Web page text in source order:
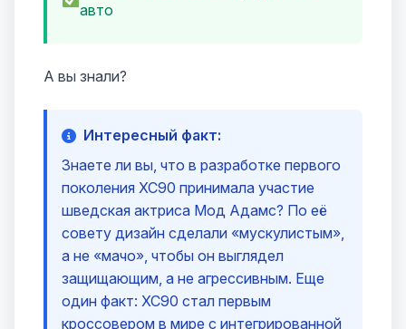
авто
А вы знали?
Интересный факт:
Знаете ли вы, что в разработке первого
поколения XC90 принимала участие
шведская актриса Мод Адамс? По её
совету дизайн сделали «мускулистым»,
а не «мачо», чтобы он выглядел
защищающим, а не агрессивным. Еще
один факт: XC90 стал первым
кроссовером в мире с интегрированной